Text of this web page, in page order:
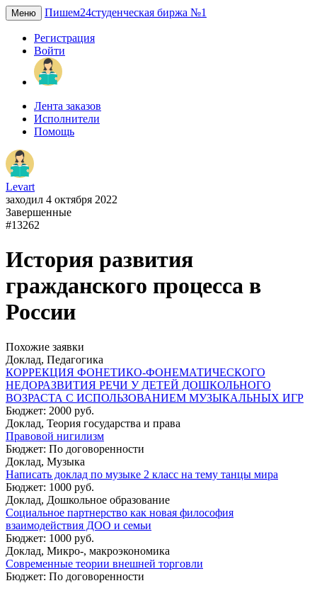
Меню Пишем24студенческая биржа №1
Регистрация
Войти
Лента заказов
Исполнители
Помощь
Levart
заходил 4 октября 2022
Завершенные
#13262
История развития
гражданского процесса в
России
Похожие заявки
Доклад, Педагогика
КОРРЕКЦИЯ ФОНЕТИКО-ФОНЕМАТИЧЕСКОГО
НЕДОРАЗВИТИЯ РЕЧИ У ДЕТЕЙ ДОШКОЛЬНОГО
ВОЗРАСТА С ИСПОЛЬЗОВАНИЕМ МУЗЫКАЛЬНЫХ ИГР
Бюджет: 2000 руб.
Доклад, Теория государства и права
Правовой нигилизм
Бюджет: По договоренности
Доклад, Музыка
Написать доклад по музыке 2 класс на тему танцы мира
Бюджет: 1000 руб.
Доклад, Дошкольное образование
Социальное партнерство как новая философия
взаимодействия ДОО и семьи
Бюджет: 1000 руб.
Доклад, Микро-, макроэкономика
Современные теории внешней торговли
Бюджет: По договоренности